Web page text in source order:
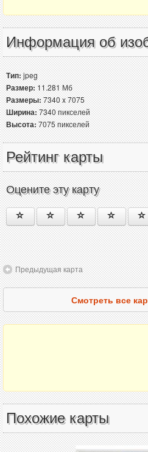
Информация об
Тип:jpeg
Размер:11.281 Мб
Размеры:7340 x 7075
Ширина:7340 пикселей
Высота:7075 пикселей
Рейтинг карты
Оцените эту карту
Предыдущая карта
Смотреть все
Похожие карты